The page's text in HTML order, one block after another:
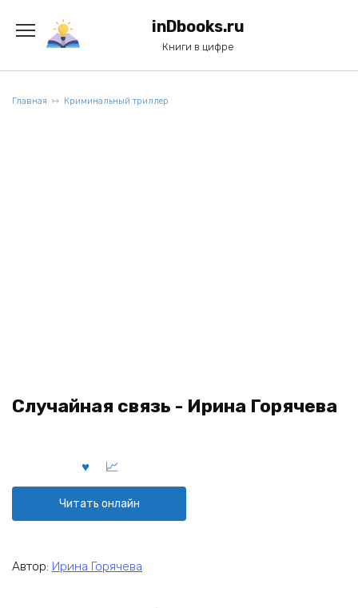
содержанию
inDbooks.ru
Книги в цифре
Главная Криминальный триллер
Случайная связь - Ирина Горячева
Читать онлайн
Автор: Ирина Горячева